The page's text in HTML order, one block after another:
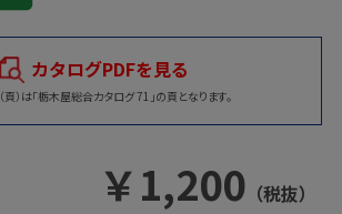
カタログPDFを見る
）は「栃木屋総合カタログ 71」の頁となります。
￥1,200 （税抜）